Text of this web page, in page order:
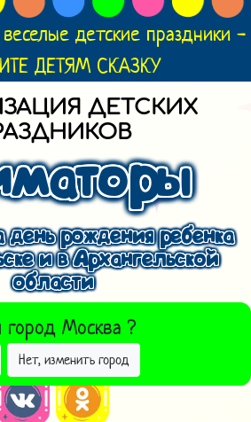
детские праздники -
ДЕТЯМ СКАЗКУ
ДЕТСКИХ
рождения ребенка
и в Архангельской
области
город Москва ?
Нет, изменить город
ДРУГОЙ ГОРОД